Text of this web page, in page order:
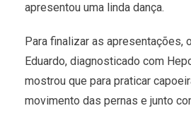
apresentou uma linda dança.
Para finalizar as apresentações,
Eduardo, diagnosticado com
mostrou que para praticar
movimento das pernas e junto